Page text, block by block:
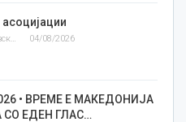
Златко Теодосиевски 04/08/2026
• ВРЕМЕ Е МАКЕДОНИЈА
СО ЕДЕН ГЛАС…